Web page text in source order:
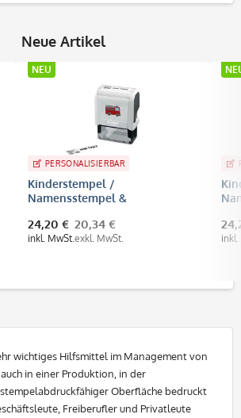
Neue Artikel
PERSONALISIERBAR
Kinderstempel /
Namensstempel &
Trodat Printy 4912
24,20 €
inkl. MwSt.
wichtiges Hilfsmittel im Management von
in einer Produktion, in der
Oberfläche bedruckt
Freiberufler und Privatleute